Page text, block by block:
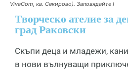
VivaCom, кв. Секирово). Заповядайте !
Творческо ателие за
град Раковски
Скъпи деца и младежи,
в нови вълнуващи